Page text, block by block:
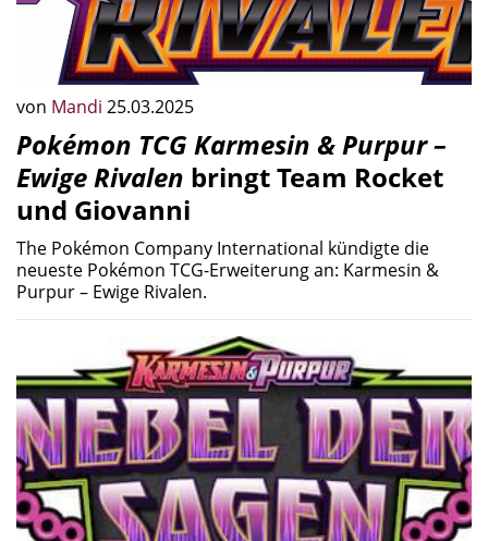
von Mandi 25.03.2025
Pokémon TCG Karmesin & Purpur –
Ewige Rivalen bringt Team Rocket
und Giovanni
The Pokémon Company International kündigte die
neueste Pokémon TCG-Erweiterung an: Karmesin &
Purpur – Ewige Rivalen.